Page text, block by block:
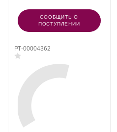
СООБЩИТЬ О
ПОСТУПЛЕНИИ
РТ-00004362